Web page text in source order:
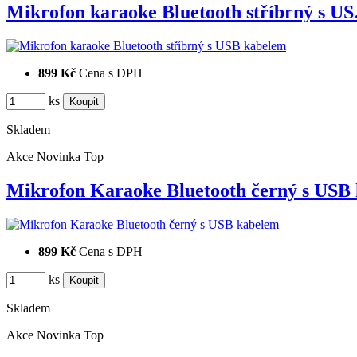
Mikrofon karaoke Bluetooth stříbrný s
899 Kč Cena s DPH
ks
Skladem
Akce Novinka Top
Mikrofon Karaoke Bluetooth černý s
899 Kč Cena s DPH
ks
Skladem
Akce Novinka Top